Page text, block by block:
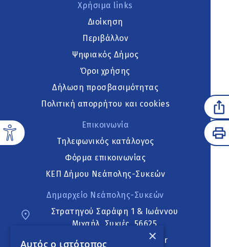
Χρήσιμα links
Διοίκηση
Περιβάλλον
Ψηφιακός Δήμος
Όροι χρήσης
Δήλωση προσβασιμότητας
Πολιτική απορρήτου και cookies
Επικοινωνία
Τηλεφωνικός κατάλογος
Φόρμα επικοινωνίας
ΚΕΠ Δήμου Νεάπολης-Συκεών
Δημαρχείο Νεάπολης-Συκεών
Στρατηγού Σαράφη 1 & Ιωάννου
Μιχαήλ, Συκιές, 56625
neapoli.sykies@ddt.gov.gr
×
Αυτός ο ιστότοπος